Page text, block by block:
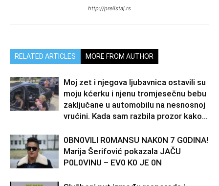
http://prelistaj.rs
RELATED ARTICLES MORE FROM AUTHOR
Moj zet i njegova ljubavnica ostavili su
moju kćerku i njenu tromjesečnu bebu
zaključane u automobilu na nesnosnoj
vrućini. Kada sam razbila prozor kako...
0BN0VlLl R0MANSU NAK0N 7 G0DlNA!
Marija Šerifović pokazala JAČU
P0L0VINU – EV0 K0 JE 0N